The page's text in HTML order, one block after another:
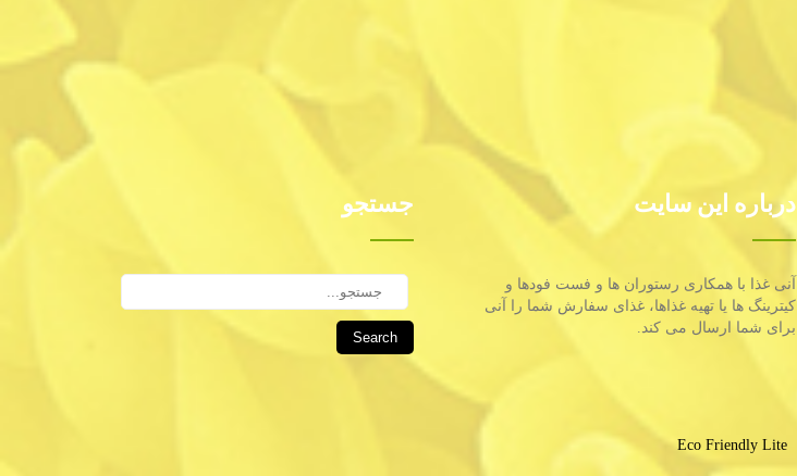
جستجو
Search
درباره این سایت
آنی غذا با همكاری رستوران ها و فست فودها و
كیترینگ ها یا تهیه غذاها، غذای سفارش شما را آنی
برای شما ارسال می كند.
Eco Friendly Lite